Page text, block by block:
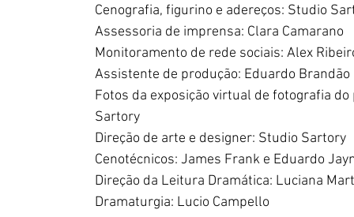
Cenografia, figurino e adereços: Studio
Assessoria de imprensa: Clara Camarano
Monitoramento de rede sociais: Alex
Assistente de produção: Eduardo Brandão
Fotos da exposição virtual de fotografia
Sartory
Direção de arte e designer: Studio Sartory
Cenotécnicos: James Frank e Eduardo
Direção da Leitura Dramática: Luciana
Dramaturgia: Lucio Campello